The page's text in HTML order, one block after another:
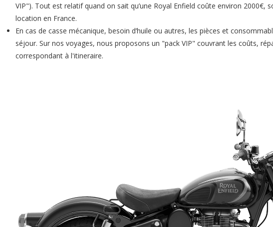
VIP"). Tout est relatif quand on sait qu’une Royal Enfield coûte environ 2000€,
location en France.
En cas de casse mécanique, besoin d’huile ou autres, les pièces et
séjour. Sur nos voyages, nous proposons un "pack VIP" couvrant les coûts,
correspondant à l'itineraire.